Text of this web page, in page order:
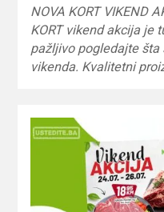
NOVA KORT VIKEND
KORT vikend akcija je
pažljivo pogledajte
vikenda. Kvalitetni